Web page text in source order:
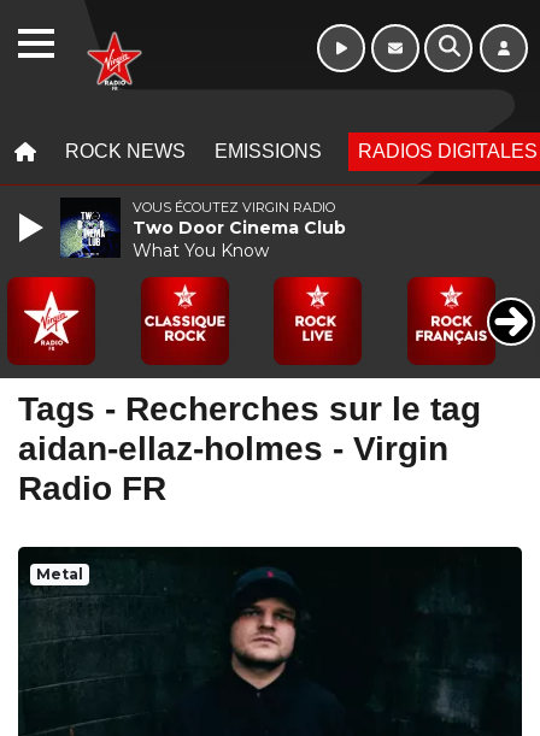
ROCK NEWS EMISSIONS RADIOS DIGITALES
Tags - Recherches sur le tag
aidan-ellaz-holmes - Virgin
Radio FR
Metal
VOUS ÉCOUTEZ VIRGIN RADIO
Two Door Cinema Club
What You Know
WEBRADIO Week-end de 16h
à 20h